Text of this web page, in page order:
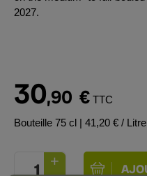
2027.
30,90 € TTC
Bouteille 75 cl | 41,20 € / Litre